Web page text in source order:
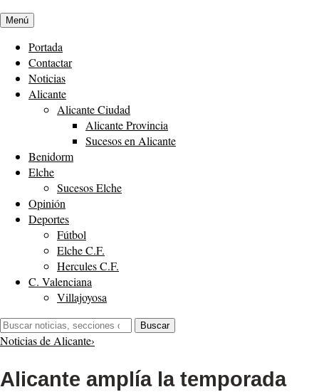
Menú
Portada
Contactar
Noticias
Alicante
Alicante Ciudad
Alicante Provincia
Sucesos en Alicante
Benidorm
Elche
Sucesos Elche
Opinión
Deportes
Fútbol
Elche C.F.
Hercules C.F.
C. Valenciana
Villajoyosa
Buscar:
Buscar
Noticias de Alicante›
Alicante amplía la temporada